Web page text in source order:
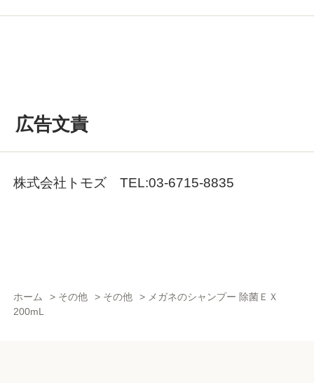
広告文責
株式会社トモズ TEL:03-6715-8835
ホーム > その他 > その他 > メガネのシャンプー 除菌ＥＸ
200mL